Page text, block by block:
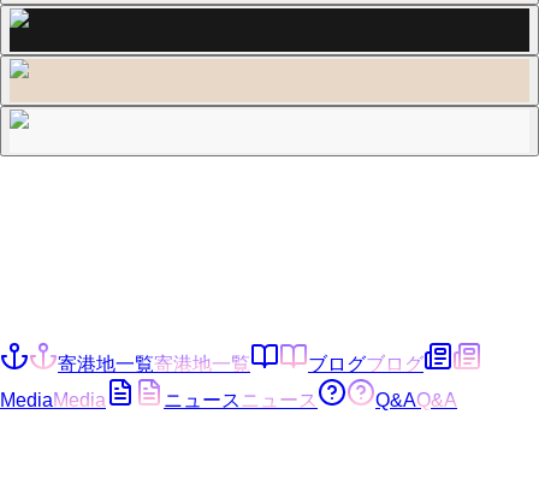
寄港地一覧寄港地一覧 ブログブログ
MediaMedia ニュース ニュース Q&AQ&A